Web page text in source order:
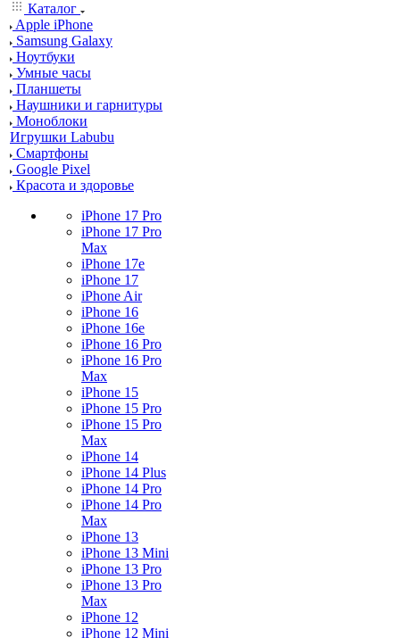
Каталог
Apple iPhone
Samsung Galaxy
Ноутбуки
Умные часы
Планшеты
Наушники и гарнитуры
Моноблоки
Игрушки Labubu
Смартфоны
Google Pixel
Красота и здоровье
iPhone 17 Pro
iPhone 17 Pro
Max
iPhone 17e
iPhone 17
iPhone Air
iPhone 16
iPhone 16e
iPhone 16 Pro
iPhone 16 Pro
Max
iPhone 15
iPhone 15 Pro
iPhone 15 Pro
Max
iPhone 14
iPhone 14 Plus
iPhone 14 Pro
iPhone 14 Pro
Max
iPhone 13
iPhone 13 Mini
iPhone 13 Pro
iPhone 13 Pro
Max
iPhone 12
iPhone 12 Mini